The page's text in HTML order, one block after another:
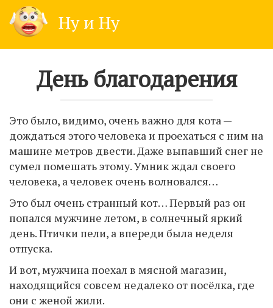
content
Ну и Ну
День благодарения
Это было, видимо, очень важно для кота —
дождаться этого человека и проехаться с ним на
машине метров двести. Даже выпавший снег не
сумел помешать этому. Умник ждал своего
человека, а человек очень волновался…
Это был очень странный кот… Первый раз он
попался мужчине летом, в солнечный яркий
день. Птички пели, а впереди была неделя
отпуска.
И вот, мужчина поехал в мясной магазин,
находящийся совсем недалеко от посёлка, где
они с женой жили.